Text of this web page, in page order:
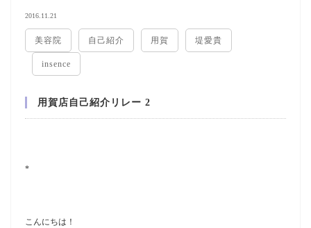
2016.11.21
美容院 自己紹介 用賀 堤愛貴
insence
用賀店自己紹介リレー 2
*
こんにちは！